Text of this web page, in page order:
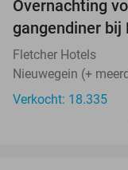
Overnachting
gangendiner bij
Fletcher Hotels
Nieuwegein (+
Verkocht: 18.335